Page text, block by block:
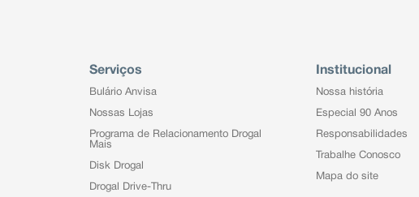
Serviços
Bulário Anvisa
Nossas Lojas
Programa de Relacionamento Drogal
Mais
Disk Drogal
Drogal Drive-Thru
Institucional
Nossa história
Especial 90 Anos
Responsabilidades
Trabalhe Conosco
Mapa do site